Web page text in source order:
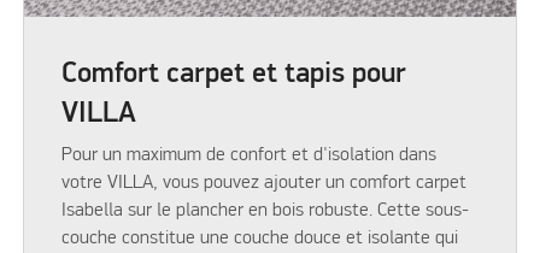
Comfort carpet et tapis pour
VILLA
Pour un maximum de confort et d'isolation dans
votre VILLA, vous pouvez ajouter un comfort carpet
Isabella sur le plancher en bois robuste. Cette sous-
couche constitue une couche douce et isolante qui